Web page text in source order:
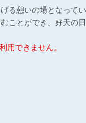
る憩いの場となってい
ことができ、好天の日
用できません。